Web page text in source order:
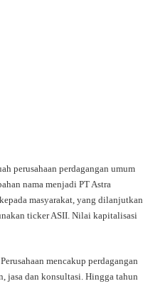
perusahaan perdagangan umum
nama menjadi PT Astra
masyarakat, yang dilanjutkan
ticker ASII. Nilai kapitalisasi
mencakup perdagangan
jasa dan konsultasi. Hingga tahun